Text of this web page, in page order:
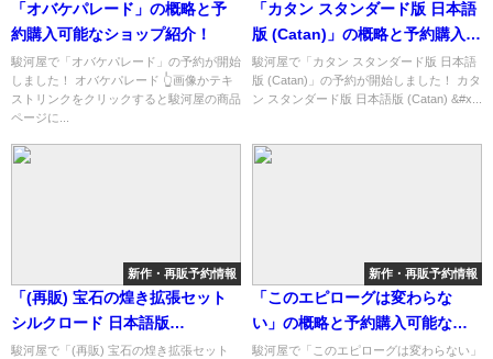
「オバケパレード」の概略と予
約購入可能なショップ紹介！
駿河屋で「オバケパレード」の予約が開始
しました！ オバケパレード 👆画像かテキ
ストリンクをクリックすると駿河屋の商品
ページに...
「カタン スタンダード版 日本語
版 (Catan)」の概略と予約購入可
能なショップ紹介！
駿河屋で「カタン スタンダード版 日本語
版 (Catan)」の予約が開始しました！ カタ
ン スタンダード版 日本語版 (Catan) &#x...
新作・再販予約情報
「(再販) 宝石の煌き拡張セット
シルクロード 日本語版
(Splendor： silk road)」の概略
駿河屋で「(再販) 宝石の煌き拡張セット
新作・再販予約情報
「このエピローグは変わらな
い」の概略と予約購入可能なシ
ョップ紹介！
駿河屋で「このエピローグは変わらない」